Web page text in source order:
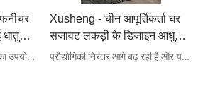
बिक्रीअत्यधिक उन्नत प्रौद्योगिकियों का उपयोग उत्पाद के सुरक्षित और कुशल विनिर्माण में योगदान देता है। वर्तमान में, नए डिजाइन फर्नीचर सेट सस्ते छोटे आधे ऊंचाई धातु फ़ाइल भंडारण दराज कैबिनेट बिक्री के लिए फाइलिंग कैबिनेट के आवेदन क्षेत्र में व्यापक रूप से देखा जा सकता है।
Xusheng - चीन आपूर्तिकर्ता घर
सजावट लकड़ी के डिजाइन आधुनिक
बेडरूम फर्नीचर होटल / होम
प्रौद्योगिकी निरंतर आगे बढ़ रही है और यह विशेष रूप से विनिर्माण क्षेत्रों में बहुत आवश्यक होती जा रही है। हम, एक पेशेवर विनिर्माण कंपनी के रूप में, लगातार प्रौद्योगिकियों में सुधार और उन्नयन कर रहे हैं ताकि यह सुनिश्चित किया जा सके कि चीन आपूर्तिकर्ता होम डेकोरेशन वुडन डिज़ाइन मॉडर्न बेडरूम फ़र्नीचर का प्रदर्शन अंतर्राष्ट्रीय मानकों के अनुरूप हो। हमारे द्वारा पूरी की गई कई परियोजनाओं से साबित हुआ है कि यह उत्पाद बेडरूम सेट के क्षेत्र में उपयोगी है।